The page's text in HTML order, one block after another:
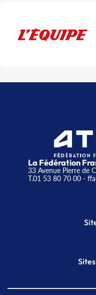
La Fédération
33 Avenue Pierre de
T.01 53 80 70 00-